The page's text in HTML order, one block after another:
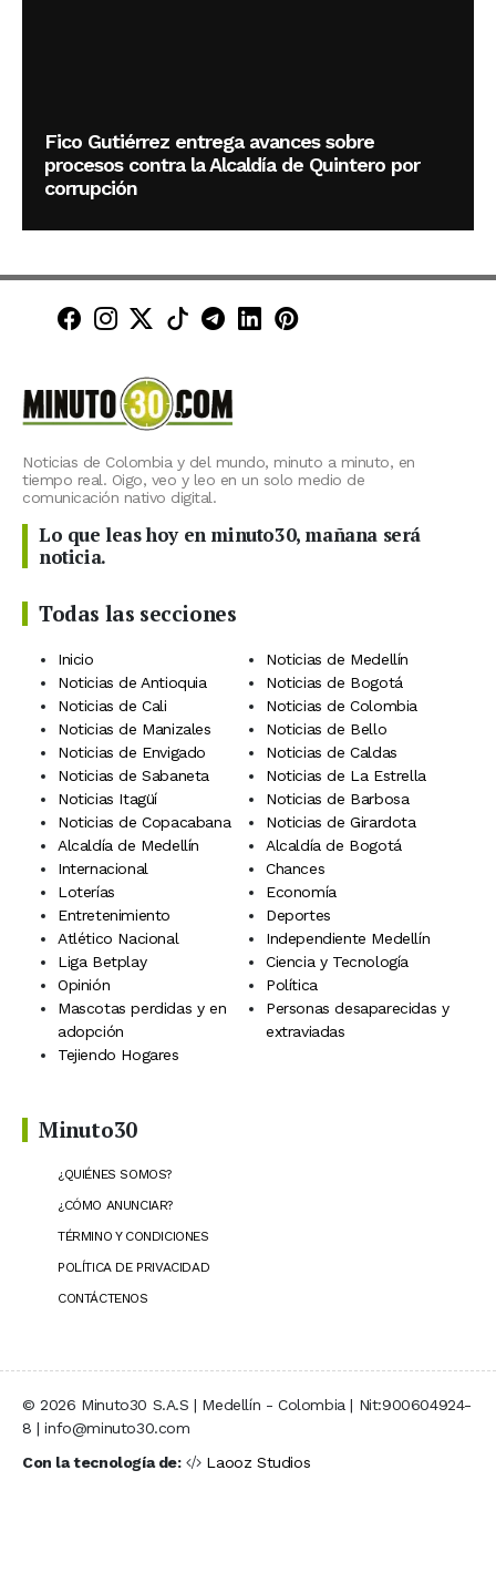
Fico Gutiérrez entrega avances sobre
procesos contra la Alcaldía de Quintero por
corrupción
Minuto30 en Facebook
Minuto30 en Instagram
Minuto30 en X (Twitter)
Minuto30 en TikTok
Canal de Minuto30 en
Minuto30 en LinkedIn
Minuto30 en
Noticias de Colombia y del mundo, minuto a minuto, en
tiempo real. Oigo, veo y leo en un solo medio de
comunicación nativo digital.
Lo que leas hoy en minuto30, mañana será
noticia.
Todas las secciones
Inicio
Noticias de Medellín
Noticias de Antioquia
Noticias de Bogotá
Noticias de Cali
Noticias de Colombia
Noticias de Manizales
Noticias de Bello
Noticias de Envigado
Noticias de Caldas
Noticias de Sabaneta
Noticias de La Estrella
Noticias Itagüí
Noticias de Barbosa
Noticias de Copacabana
Noticias de Girardota
Alcaldía de Medellín
Alcaldía de Bogotá
Internacional
Chances
Loterías
Economía
Entretenimiento
Deportes
Atlético Nacional
Independiente Medellín
Liga Betplay
Ciencia y Tecnología
Opinión
Política
Mascotas perdidas y en
adopción
Personas desaparecidas y
extraviadas
Tejiendo Hogares
Minuto30
¿QUIÉNES SOMOS?
¿CÓMO ANUNCIAR?
TÉRMINO Y CONDICIONES
POLÍTICA DE PRIVACIDAD
CONTÁCTENOS
© 2026 Minuto30 S.A.S | Medellín - Colombia | Nit:900604924-
8 | info@minuto30.com
Con la tecnología de:
Laooz Studios